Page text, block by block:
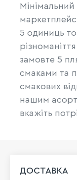
5 одиниць
замовте 5
смаками та
смакових
нашим
вкажіть
ДОСТАВКА